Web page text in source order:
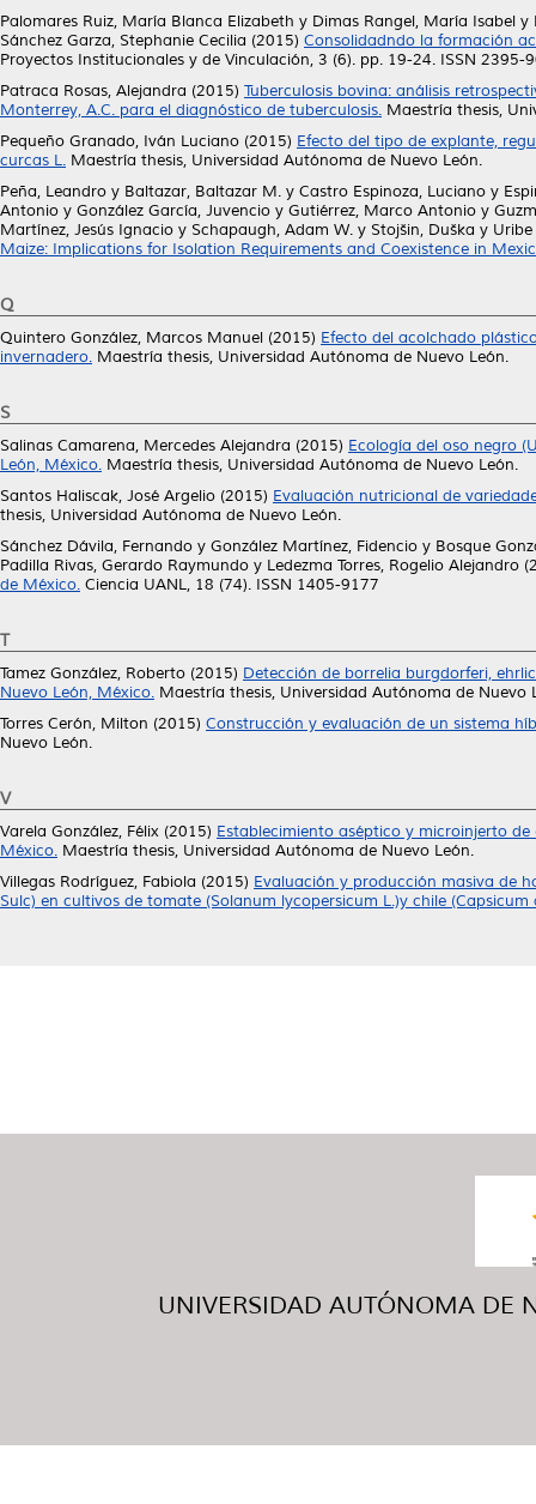
Palomares Ruiz, María Blanca Elizabeth y Dimas Rangel, María Isabel y
Sánchez Garza, Stephanie Cecilia (2015) Consolidadndo la formación
Proyectos Institucionales y de Vinculación, 3 (6). pp. 19-24. ISSN 2395-
Patraca Rosas, Alejandra (2015) Tuberculosis bovina: análisis
Monterrey, A.C. para el diagnóstico de tuberculosis. Maestría thesis,
Pequeño Granado, Iván Luciano (2015) Efecto del tipo de explante,
curcas L. Maestría thesis, Universidad Autónoma de Nuevo León.
Peña, Leandro y Baltazar, Baltazar M. y Castro Espinoza, Luciano y
Antonio y González García, Juvencio y Gutiérrez, Marco Antonio y
Martínez, Jesús Ignacio y Schapaugh, Adam W. y Stojšin, Duška y
Maize: Implications for Isolation Requirements and Coexistence in
Q
Quintero González, Marcos Manuel (2015) Efecto del acolchado
invernadero. Maestría thesis, Universidad Autónoma de Nuevo León.
S
Salinas Camarena, Mercedes Alejandra (2015) Ecología del oso negro
León, México. Maestría thesis, Universidad Autónoma de Nuevo León.
Santos Haliscak, José Argelio (2015) Evaluación nutricional de
thesis, Universidad Autónoma de Nuevo León.
Sánchez Dávila, Fernando y González Martínez, Fidencio y Bosque
Padilla Rivas, Gerardo Raymundo y Ledezma Torres, Rogelio Alejandro
de México. Ciencia UANL, 18 (74). ISSN 1405-9177
T
Tamez González, Roberto (2015) Detección de borrelia burgdorferi,
Nuevo León, México. Maestría thesis, Universidad Autónoma de Nuevo
Torres Cerón, Milton (2015) Construcción y evaluación de un sistema
Nuevo León.
V
Varela González, Félix (2015) Establecimiento aséptico y microinjerto
México. Maestría thesis, Universidad Autónoma de Nuevo León.
Villegas Rodríguez, Fabiola (2015) Evaluación y producción masiva de
Sulc) en cultivos de tomate (Solanum lycopersicum L.)y chile
UNIVERSIDAD AUTÓNOMA DE